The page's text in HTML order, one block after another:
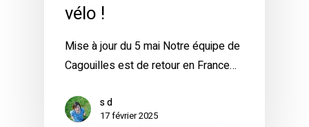
vélo !
Mise à jour du 5 mai Notre équipe de
Cagouilles est de retour en France…
s d
17 février 2025